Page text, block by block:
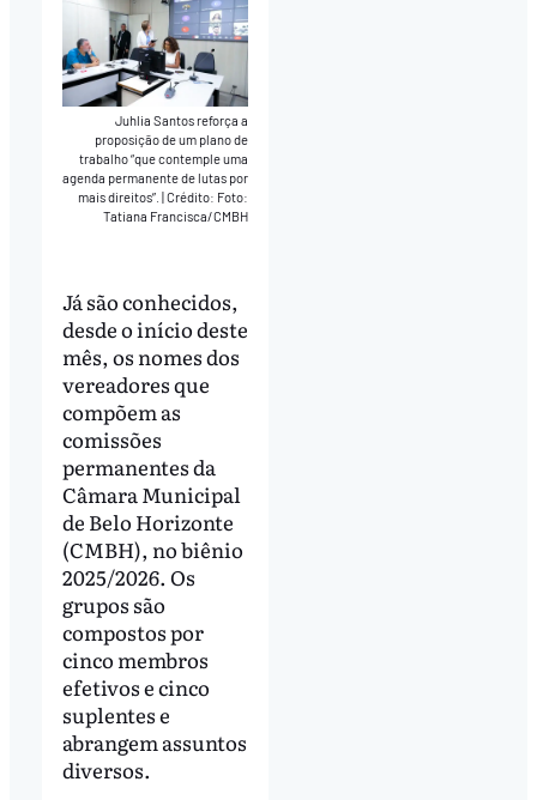
Juhlia Santos reforça a
proposição de um plano de
trabalho “que contemple uma
agenda permanente de lutas por
mais direitos”.
Crédito: Foto:
Tatiana Francisca/CMBH
Já são conhecidos,
desde o início deste
mês, os nomes dos
vereadores que
compõem as
comissões
permanentes da
Câmara Municipal
de Belo Horizonte
(CMBH), no biênio
2025/2026. Os
grupos são
compostos por
cinco membros
efetivos e cinco
suplentes e
abrangem assuntos
diversos.